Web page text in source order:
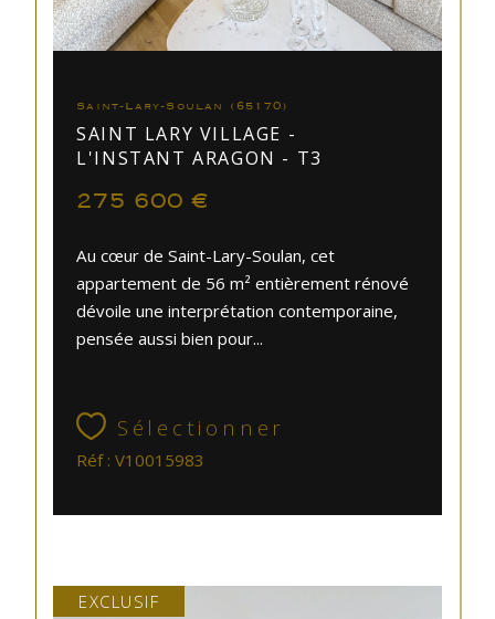
Saint-Lary-Soulan (65170)
SAINT LARY VILLAGE -
L'INSTANT ARAGON - T3
275 600 €
Au cœur de Saint-Lary-Soulan, cet
appartement de 56 m² entièrement rénové
dévoile une interprétation contemporaine,
pensée aussi bien pour...
Sélectionner
Réf : V10015983
EXCLUSIF